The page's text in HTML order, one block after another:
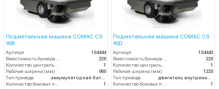
Подметальная машина COMAC CS
90B
Артикул
104444
220
1
Рабочая ширина (мм)
900
Тип привода
1
Подметальная машина COMAC CS
90D
Артикул
104443
220
1
Рабочая ширина (мм)
1220
Тип привода
1